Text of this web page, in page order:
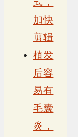
加快
剪辑
植发
后容
易有
毛囊
炎，